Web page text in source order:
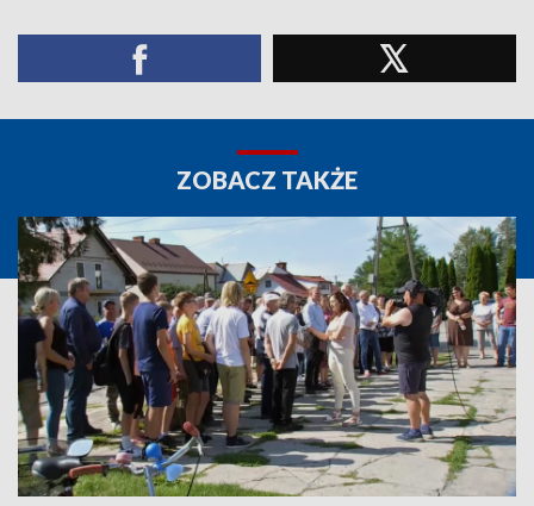
ZOBACZ TAKŻE